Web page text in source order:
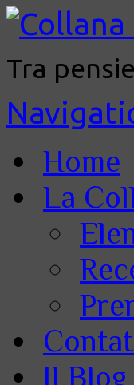
Tra
Home
La
Il Blog